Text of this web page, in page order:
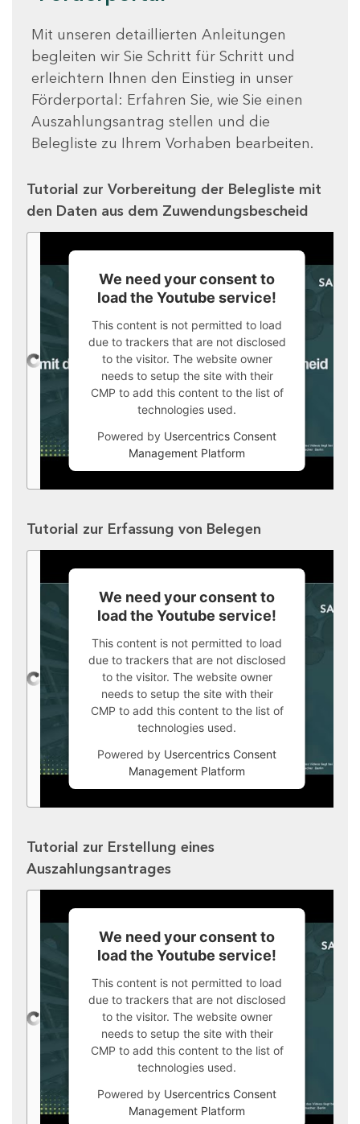
Mit unseren detaillierten Anleitungen
begleiten wir Sie Schritt für Schritt und
erleichtern Ihnen den Einstieg in unser
Förderportal: Erfahren Sie, wie Sie einen
Auszahlungsantrag stellen und die
Belegliste zu Ihrem Vorhaben bearbeiten.
Tutorial zur Vorbereitung der Belegliste mit
den Daten aus dem Zuwendungsbescheid
We need your consent to
load the Youtube service!
This content is not permitted to load
due to trackers that are not disclosed
to the visitor. The website owner
needs to setup the site with their
CMP to add this content to the list of
technologies used.
Powered by Usercentrics Consent
Management Platform
Tutorial zur Erfassung von Belegen
We need your consent to
load the Youtube service!
This content is not permitted to load
due to trackers that are not disclosed
to the visitor. The website owner
needs to setup the site with their
CMP to add this content to the list of
technologies used.
Powered by Usercentrics Consent
Management Platform
Tutorial zur Erstellung eines
Auszahlungsantrages
We need your consent to
load the Youtube service!
This content is not permitted to load
due to trackers that are not disclosed
to the visitor. The website owner
needs to setup the site with their
CMP to add this content to the list of
technologies used.
Powered by Usercentrics Consent
Management Platform